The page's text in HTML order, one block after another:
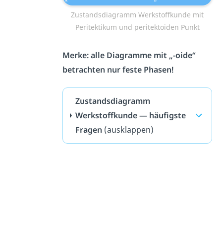
Zustandsdiagramm Werkstoffkunde mit
Peritektikum und peritektoiden Punkt
Merke: alle Diagramme mit „-oide“
betrachten nur feste Phasen!
Zustandsdiagramm
Werkstoffkunde — häufigste
Fragen (ausklappen)